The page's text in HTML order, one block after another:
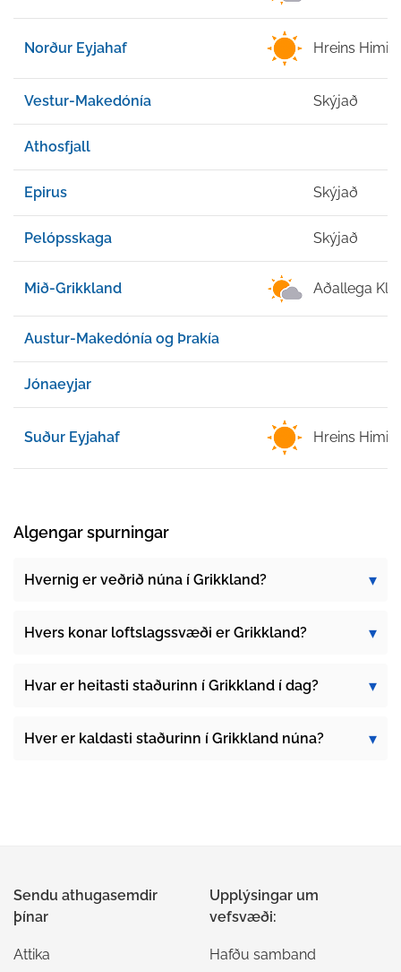
Norður Eyjahaf Hreins
Vestur-Makedónía Skýjað
Athosfjall
Epirus Skýjað
Pelópsskaga Skýjað
Mið-Grikkland Aðallega
Austur-Makedónía og Þrakía
Jónaeyjar
Suður Eyjahaf Hreins
Algengar spurningar
Hvernig er veðrið núna í Grikkland?
Hvers konar loftslagssvæði er Grikkland?
Hvar er heitasti staðurinn í Grikkland í dag?
Hver er kaldasti staðurinn í Grikkland núna?
Sendu athugasemdir
þínar
Attika
Upplýsingar um
vefsvæði:
Hafðu samband